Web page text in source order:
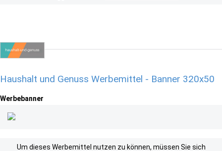
Haushalt und Genuss Werbemittel - Banner 320x50
Werbebanner
Um dieses Werbemittel nutzen zu können, müssen Sie sich